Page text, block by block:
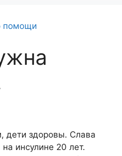
помощи
дети здоровы. Слава
инсулине 20 лет.